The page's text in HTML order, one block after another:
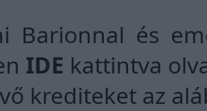
Barionnal és
IDE kattintva
krediteket az